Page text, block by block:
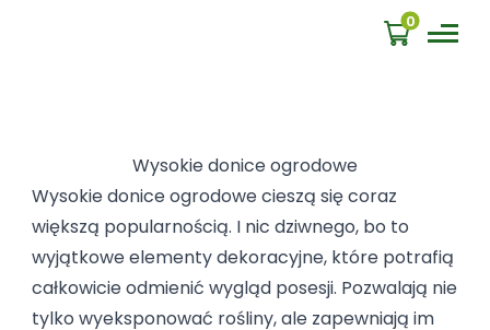
0
Wysokie donice ogrodowe
Wysokie donice ogrodowe cieszą się coraz
większą popularnością. I nic dziwnego, bo to
wyjątkowe elementy dekoracyjne, które potrafią
całkowicie odmienić wygląd posesji. Pozwalają nie
tylko wyeksponować rośliny, ale zapewniają im